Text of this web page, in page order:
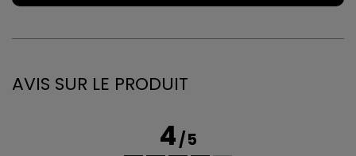
AVIS SUR LE PRODUIT
4/5